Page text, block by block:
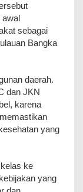
awal
sebagai
Bangka
daerah.
dan JKN
karena
yang
ke
yang